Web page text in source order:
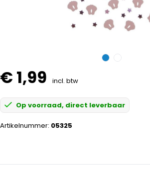
€ 1,99 incl. btw
Op voorraad, direct leverbaar
Artikelnummer: 05325